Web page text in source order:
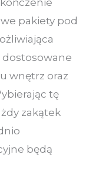
pakiety pod
dostosowane
wnętrz oraz
tę
zakątek
będą